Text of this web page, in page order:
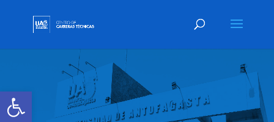
Abrir barra de herramientas